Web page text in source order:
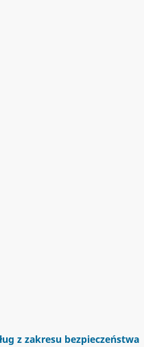
z zakresu bezpieczeństwa